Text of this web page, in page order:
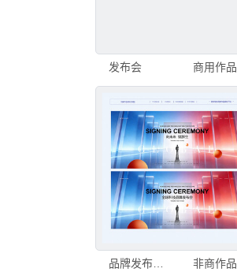
发布会 商用作品
品牌发布会背景 非商作品